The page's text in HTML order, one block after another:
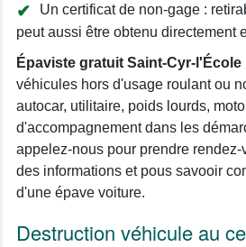
Un certificat de non-gage :
peut aussi être obtenu directement
Épaviste gratuit Saint-Cyr-l'École
véhicules hors d'usage roulant ou
autocar, utilitaire, poids lourds,
d'accompagnement dans les
appelez-nous pour prendre
des informations et pous savooir
d'une épave voiture.
Destruction véhicule au